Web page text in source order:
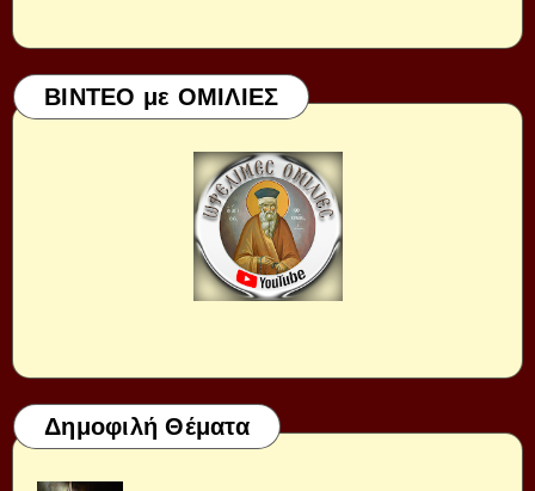
ΒΙΝΤΕΟ με ΟΜΙΛΙΕΣ
Δημοφιλή Θέματα